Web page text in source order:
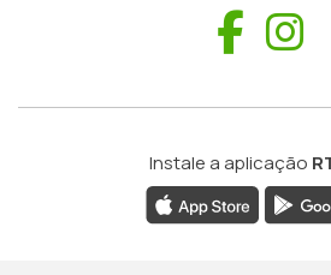
Instale a aplicação